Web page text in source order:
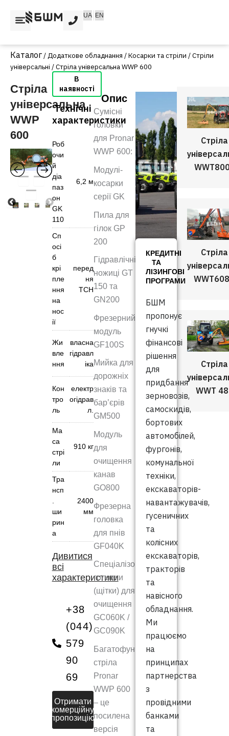
UA EN
/Додаткове обладнання /Косарки та стріли /Стріли
універсальні / Стріла універсальна WWP 600
Стріла
універсальна
WWP
600
Технічні
характеристики
Роб
очи
й
діа
паз
он
GK
110
6,2 м
Сп
осі
б
крі
пле
ння
на
нос
ії
перед
ня
ТСН
Жи
вле
ння
власна
гідравл
іка
Кон
тро
ль
електр
огідрав
л.
Ма
са
стрі
ли
910 кг
Тра
нсп
.
ши
рин
а
2400
мм
Дивитися
всі
характеристики
+38
(044)
579
90
69
Отримати
комерційну
пропозицію
Опис
Сумісні
головки
для Pronar
WWP 600:
Модулі-
косарки
серії GK
Пила для
гілок GP
200
Гідравлічні
ножиці GT
150 та
GN200
Фрезерний
модуль
GF100S
Мийка для
дорожніх
знаків та
бар’єрів
GM500
Модуль
для
очищення
канав
GO800
Фрезерна
головка
для пнів
GF040K
Спеціалізовані
головки
(щітки) для
очищення
GC060K /
GC090K
Багатофункціональна
стріла
Pronar
WWP 600
– це
посилена
версія
КРЕДИТНІ
ТА
ЛІЗИНГОВІ
ПРОГРАМИ
БШМ
пропонує
гнучкі
фінансові
рішення
для
придбання
зерновозів,
самоскидів,
бортових
автомобілей,
фургонів,
комунальної
техніки,
екскаваторів-
навантажувачів,
гусеничних
та
колісних
екскаваторів,
тракторів
та
навісного
обладнання.
Ми
працюємо
на
принципах
партнерства
з
провідними
банками
та
Стріла
Стріла
Стріла
WWT